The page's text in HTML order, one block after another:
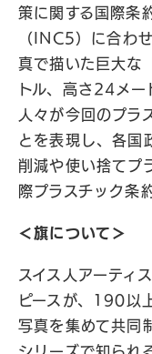
策に関する国際条
（INC5）に合わ
真で描いた巨大な
トル、高さ24メ
人々が今回のプラ
とを表現し、各国
削減や使い捨てプ
際プラスチック条
＜旗について＞
スイス人アーティ
ピースが、190以
写真を集めて共同
シリーズで知られ